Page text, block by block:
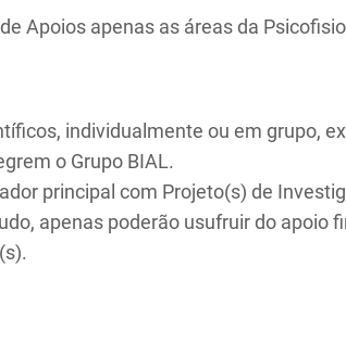
Apoios apenas as áreas da
individualmente ou em grupo,
o Grupo BIAL.
principal com Projeto(s) de
apenas poderão usufruir do apoio